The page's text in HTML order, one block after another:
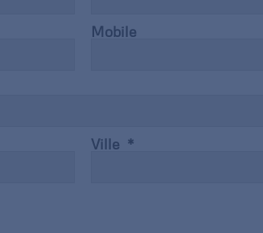
Mobile
Ville